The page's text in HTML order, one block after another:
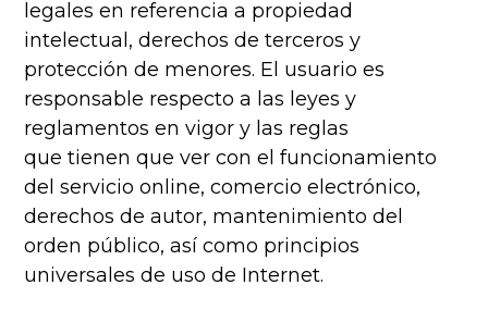
legales en referencia a propiedad
intelectual, derechos de terceros y
protección de menores. El usuario es
responsable respecto a las leyes y
reglamentos en vigor y las reglas
que tienen que ver con el funcionamiento
del servicio online, comercio electrónico,
derechos de autor, mantenimiento del
orden público, así como principios
universales de uso de Internet.